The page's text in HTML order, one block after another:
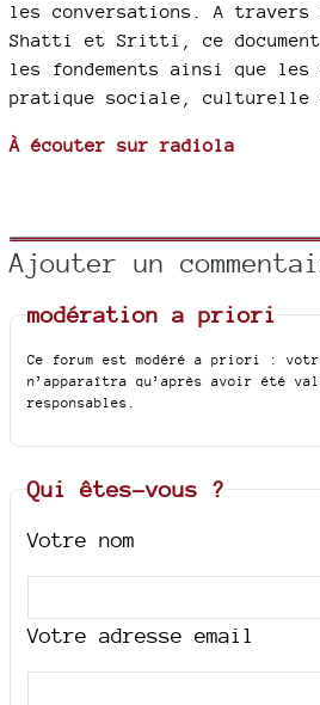
les conversations. A
Shatti et Sritti, ce
les fondements ainsi que les
pratique sociale, culturelle
À écouter sur radiola
Ajouter un
modération a priori
Ce forum est modéré a priori :
n’apparaîtra qu’après avoir été
responsables.
Qui êtes-vous ?
Votre nom
Votre adresse email